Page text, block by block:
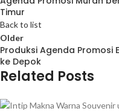
Timur
Back to list
Older
Produksi Agenda Promosi
ke Depok
Related Posts